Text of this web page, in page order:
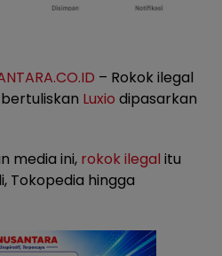
– Rokok ilegal
Luxio dipasarkan
media ini, rokok ilegal itu
Tokopedia hingga